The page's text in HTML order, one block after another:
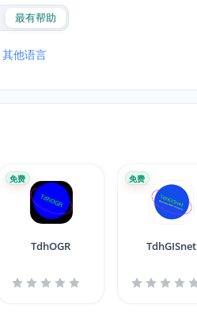
最有帮助
其他语言
TdhOGR
免费
TdhGISnet
免费